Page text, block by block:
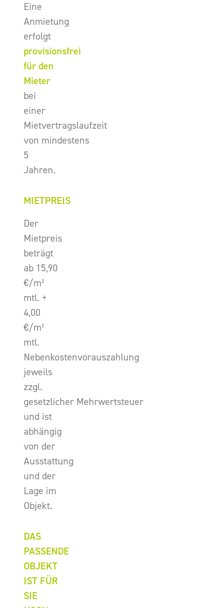
Eine
Anmietung
erfolgt
provisionsfrei
für den
Mieter
bei
einer
Mietvertragslaufzeit
von mindestens
5
Jahren.
MIETPREIS
Der
Mietpreis
beträgt
ab 15,90
€/m²
mtl. +
4,00
€/m²
mtl.
Nebenkostenvorauszahlung
jeweils
zzgl.
gesetzlicher Mehrwertsteuer
und ist
abhängig
von der
Ausstattung
und der
Lage im
Objekt.
DAS
PASSENDE
OBJEKT
IST FÜR
SIE